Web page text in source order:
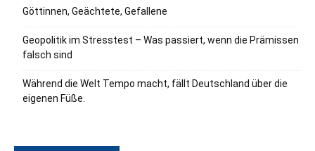
Göttinnen, Geächtete, Gefallene
Geopolitik im Stresstest – Was passiert, wenn die Prämissen
falsch sind
Während die Welt Tempo macht, fällt Deutschland über die
eigenen Füße.